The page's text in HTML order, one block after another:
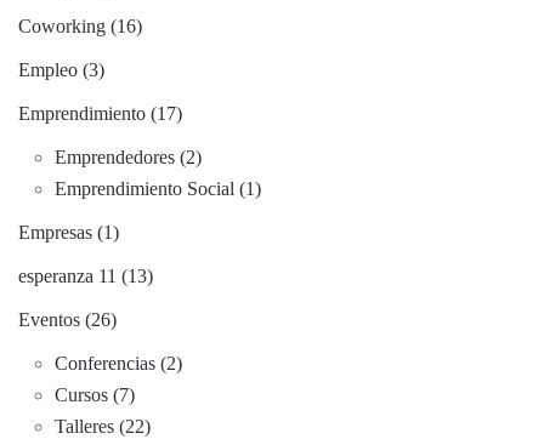
Coworking (16)
Empleo (3)
Emprendimiento (17)
Emprendedores (2)
Emprendimiento Social (1)
Empresas (1)
esperanza 11 (13)
Eventos (26)
Conferencias (2)
Cursos (7)
Talleres (22)